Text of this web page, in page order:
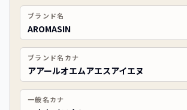
ブランド名
AROMASIN
ブランド名カナ
アアールオエムアエスアイエヌ
一般名カナ